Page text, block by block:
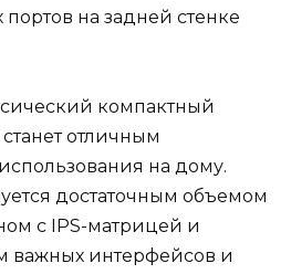
на задней стенке
компактный
отличным
на дому.
достаточным объемом
с IPS-матрицей и
интерфейсов и